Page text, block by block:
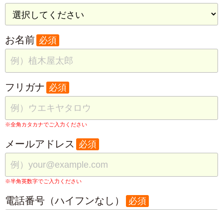
お名前 必須
フリガナ 必須
※全角カタカナでご入力ください
メールアドレス 必須
※半角英数字でご入力ください
電話番号（ハイフンなし） 必須